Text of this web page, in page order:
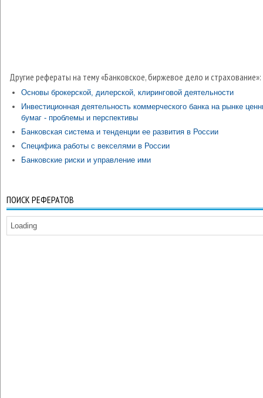
Другие рефераты на тему «Банковское, биржевое дело и страхование»:
Основы брокерской, дилерской, клиринговой деятельности
Инвестиционная деятельность коммерческого банка на рынке
бумаг - проблемы и перспективы
Банковская система и тенденции ее развития в России
Специфика работы с векселями в России
Банковские риски и управление ими
ПОИСК РЕФЕРАТОВ
Loading